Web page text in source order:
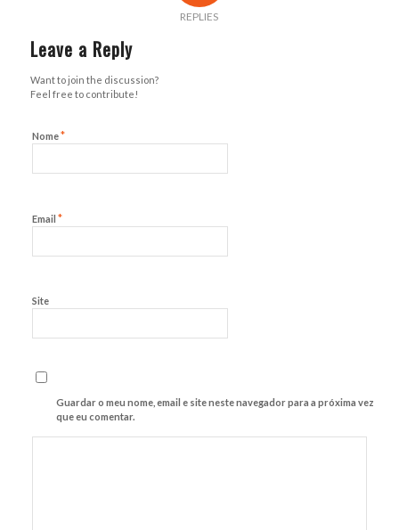
REPLIES
Leave a Reply
Want to join the discussion?
Feel free to contribute!
Nome*
Email *
Site
Guardar o meu nome, email e site neste navegador para a próxima vez
que eu comentar.